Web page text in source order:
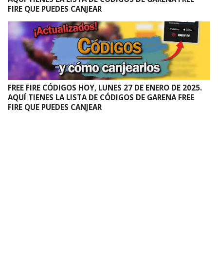
FIRE QUE PUEDES CANJEAR
FREE FIRE CÓDIGOS HOY, LUNES 27 DE ENERO DE 2025.
AQUÍ TIENES LA LISTA DE CÓDIGOS DE GARENA FREE
FIRE QUE PUEDES CANJEAR